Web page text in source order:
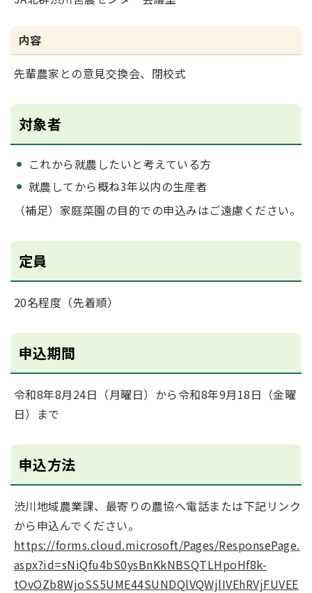
内容
先輩農家との意見交換会、閉校式
対象者
これから就農したいと考えている方
就農してから概ね3年以内の生産者
（補足）家庭菜園の目的での申込みはご遠慮ください。
定員
20名程度（先着順）
申込期間
令和8年8月24日（月曜日）から令和8年9月18日（金曜
日）まで
申込方法
渋川地域農業課、最寄りの農協へ電話または下記リンク
から申込んでください。
https://forms.cloud.microsoft/Pages/ResponsePage.
aspx?id=sNiQfu4bS0ysBnKkNBSQTLHpoHf8k-
tOvOZb8WjoSS5UME44SUNDQlVQWjlIVEhRVjFUVEE